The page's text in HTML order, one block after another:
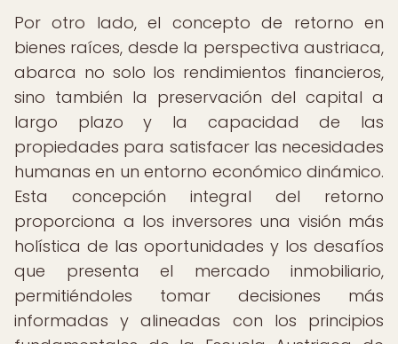
Por otro lado, el concepto de retorno en
bienes raíces, desde la perspectiva austriaca,
abarca no solo los rendimientos financieros,
sino también la preservación del capital a
largo plazo y la capacidad de las
propiedades para satisfacer las necesidades
humanas en un entorno económico dinámico.
Esta concepción integral del retorno
proporciona a los inversores una visión más
holística de las oportunidades y los desafíos
que presenta el mercado inmobiliario,
permitiéndoles tomar decisiones más
informadas y alineadas con los principios